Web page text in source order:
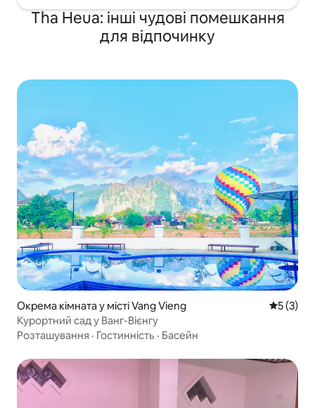
Tha Heua: інші чудові помешкання
для відпочинку
Окрема кімната у місті Vang Vieng Середня
5 (3)
Курортний сад у Ванг-Вієнгу
Розташування · Гостинність · Басейн